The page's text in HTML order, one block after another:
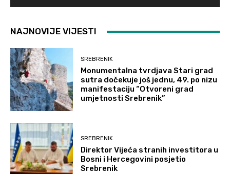
NAJNOVIJE VIJESTI
SREBRENIK
Monumentalna tvrdjava Stari grad
sutra dočekuje još jednu, 49. po nizu
manifestaciju “Otvoreni grad
umjetnosti Srebrenik”
SREBRENIK
Direktor Vijeća stranih investitora u
Bosni i Hercegovini posjetio
Srebrenik